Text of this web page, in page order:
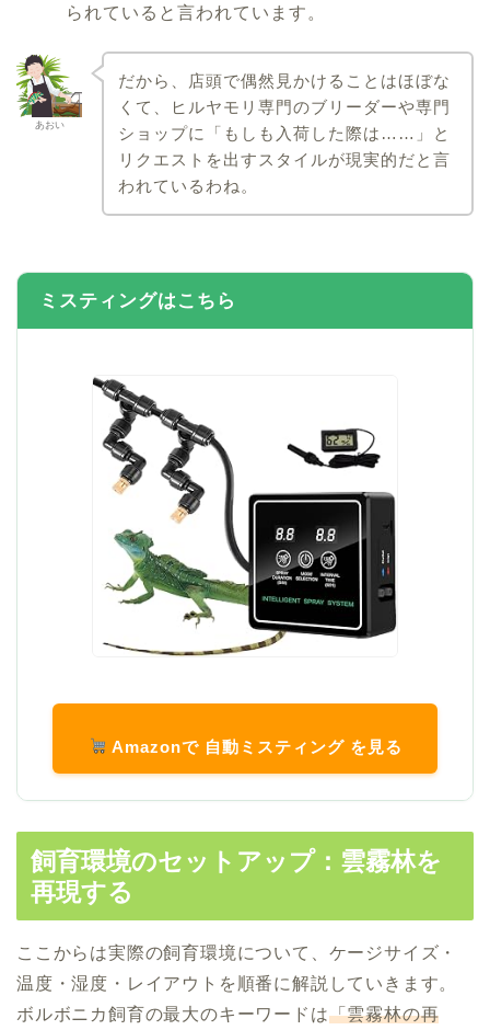
られていると言われています。
あおい
だから、店頭で偶然見かけることはほぼな
くて、ヒルヤモリ専門のブリーダーや専門
ショップに「もしも入荷した際は……」と
リクエストを出すスタイルが現実的だと言
われているわね。
ミスティングはこちら
Amazonで 自動ミスティング を見る
飼育環境のセットアップ：雲霧林を
再現する
ここからは実際の飼育環境について、ケージサイズ・
温度・湿度・レイアウトを順番に解説していきます。
ボルボニカ飼育の最大のキーワードは「雲霧林の再